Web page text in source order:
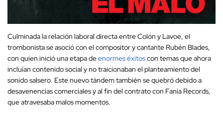
Culminada la relación laboral directa entre Colón y Lavoe, el
trombonista se asoció con el compositor y cantante Rubén Blades,
con quien inició una etapa deenormes éxitoscon temas que ahora
incluían contenido social y no traicionaban el planteamiento del
sonido salsero. Este nuevo tándem también se quebró debido a
desavenencias comerciales y al fin del contrato con Fania Records,
que atravesaba malos momentos.